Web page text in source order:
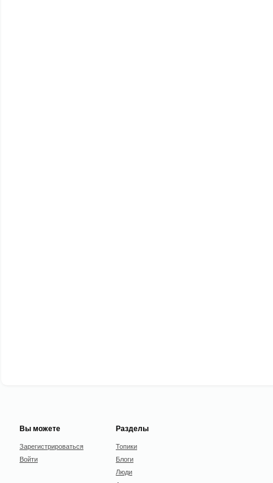
Вы можете
Зарегистрироваться
Войти
Разделы
Топики
Блоги
Люди